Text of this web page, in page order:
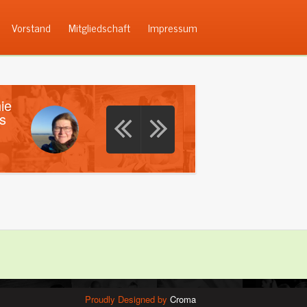
Vorstand Mitgliedschaft Impressum
Proudly Designed by Croma